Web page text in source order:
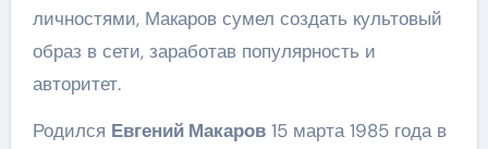
личностями, Макаров сумел создать культовый
образ в сети, заработав популярность и
авторитет.
Родился Евгений Макаров15 марта 1985 года в